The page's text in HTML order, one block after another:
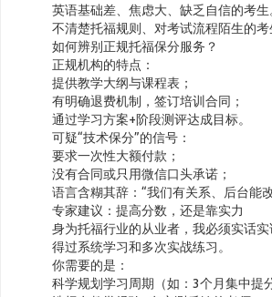
英语基础差、焦虑大、缺乏自信的考生
不清楚托福规则、对考试流程陌生的考
如何辨别正规托福保分服务？
正规机构的特点：
提供教学大纲与课程表；
有明确退费机制，签订培训合同；
通过学习方案+阶段测评达成目标。
可疑“技术保分”的信号：
要求一次性大额付款；
没有合同或只用微信口头承诺；
语言含糊其辞：“我们有关系、后台能
专家建议：提高分数，还是靠实力
身为托福行业的从业者，我必须实话
得过系统学习和多次实战练习。
你需要的是：
科学规划学习周期（如：3个月集中提